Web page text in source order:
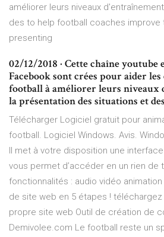
améliorer leurs niveaux
des to help football coaches improve
presenting
02/12/2018 · Cette chaîne youtube
Facebook sont crées pour aider
football à améliorer leurs niveaux
la présentation des situations et
Télécharger Logiciel gratuit pour
football. Logiciel Windows. Avis.
Il met à votre disposition une
vous permet d’accéder en un rien de
fonctionnalités : audio vidéo
de site web en 5 étapes !
propre site web Outil de création de
Demivolee.com Le football reste un